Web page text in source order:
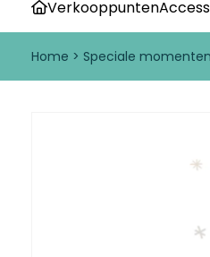
Verkooppunten
Home > Speciale momenten